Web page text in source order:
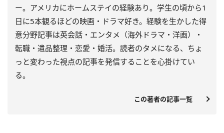
ー。アメリカにホームステイの経験あり。学生の頃から1
日に5本観るほどの映画・ドラマ好き。経験を生かした得
意分野記事は英会話・エンタメ（海外ドラマ・洋画）・
転職・遺品整理・恋愛・婚活。読者のタメになる、ちょ
っと変わった視点の記事を発信することを心掛けてい
る。
この著者の記事一覧